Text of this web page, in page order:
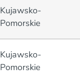
Kujawsko-
Pomorskie
Kujawsko-
Pomorskie